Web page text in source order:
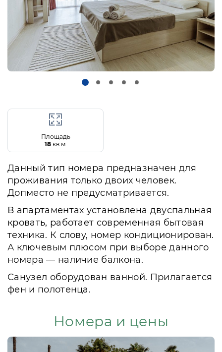
Площадь
18кв.м.
Данный тип номера предназначен для
проживания только двоих человек.
Допместо не предусматривается.
В апартаментах установлена двуспальная
кровать, работает современная бытовая
техника. К слову, номер кондиционирован.
А ключевым плюсом при выборе данного
номера — наличие балкона.
Санузел оборудован ванной. Прилагается
фен и полотенца.
Номера и цены